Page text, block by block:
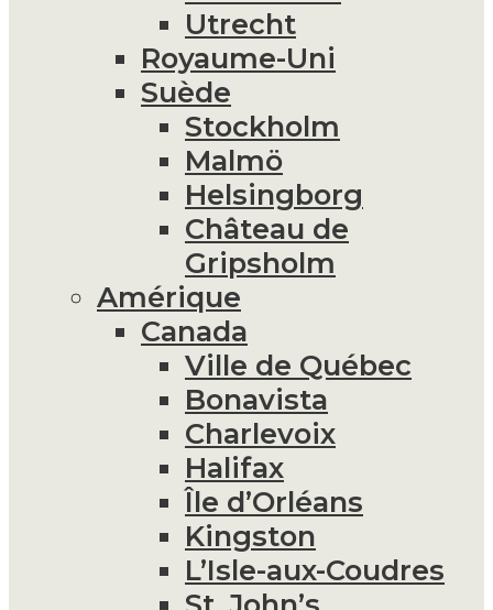
Utrecht
Royaume-Uni
Suède
Stockholm
Malmö
Helsingborg
Château de
Gripsholm
Amérique
Canada
Ville de Québec
Bonavista
Charlevoix
Halifax
Île d’Orléans
Kingston
L’Isle-aux-Coudres